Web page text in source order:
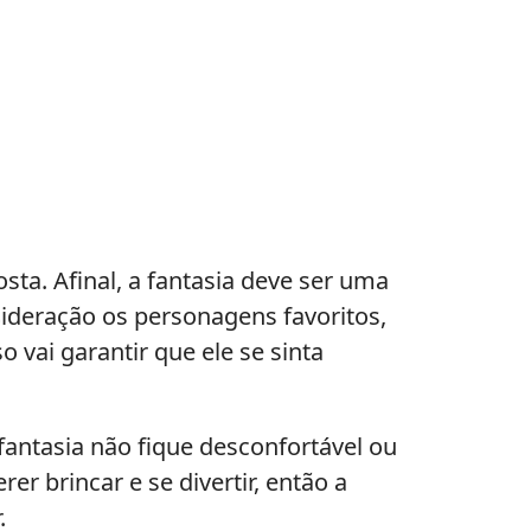
Afinal, a fantasia deve ser uma
os personagens favoritos,
vai garantir que ele se sinta
não fique desconfortável ou
brincar e se divertir, então a